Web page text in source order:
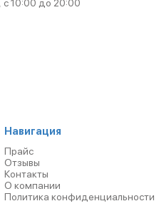
10:00 до 20:00
Навигация
Прайс
Отзывы
Контакты
О компании
Политика конфиденциальности